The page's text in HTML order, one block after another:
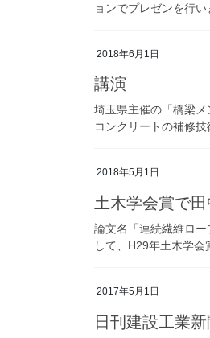
ョンでプレゼンを行
2018年6月1日
講演
埼玉県主催の「橋梁
コンクリートの補修技
2018年5月1日
土木学会賞で
論文名「連続繊維ロ
して、H29年土木学
2017年5月1日
日刊建設工業